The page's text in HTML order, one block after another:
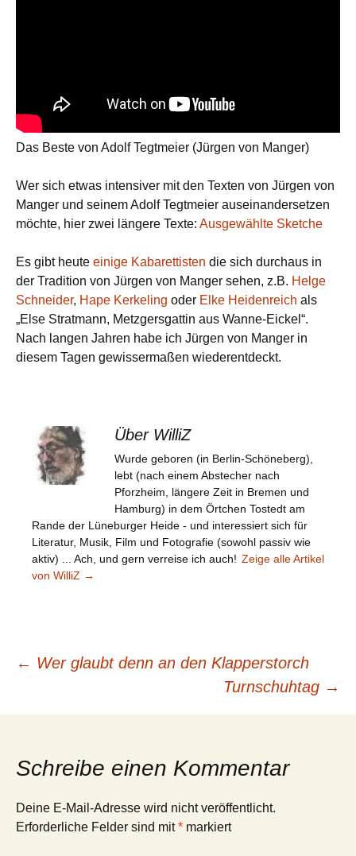
Das Beste von Adolf Tegtmeier (Jürgen von Manger)
Wer sich etwas intensiver mit den Texten von Jürgen von
Manger und seinem Adolf Tegtmeier auseinandersetzen
möchte, hier zwei längere Texte: Ausgewählte Sketche
Es gibt heute einige Kabarettisten die sich durchaus in
der Tradition von Jürgen von Manger sehen, z.B. Helge
Schneider, Hape Kerkeling oder Elke Heidenreich als
„Else Stratmann, Metzgersgattin aus Wanne-Eickel“.
Nach langen Jahren habe ich Jürgen von Manger in
diesem Tagen gewissermaßen wiederentdeckt.
Über WilliZ
Wurde geboren (in Berlin-Schöneberg),
lebt (nach einem Abstecher nach
Pforzheim, längere Zeit in Bremen und
Hamburg) in dem Örtchen Tostedt am
Rande der Lüneburger Heide - und interessiert sich für
Literatur, Musik, Film und Fotografie (sowohl passiv wie
aktiv) ... Ach, und gern verreise ich auch! Zeige alle Artikel
von WilliZ →
Beitragsnavigation
← Wer glaubt denn an den Klapperstorch
Turnschuhtag →
Schreibe einen Kommentar
Deine E-Mail-Adresse wird nicht veröffentlicht.
Erforderliche Felder sind mit* markiert